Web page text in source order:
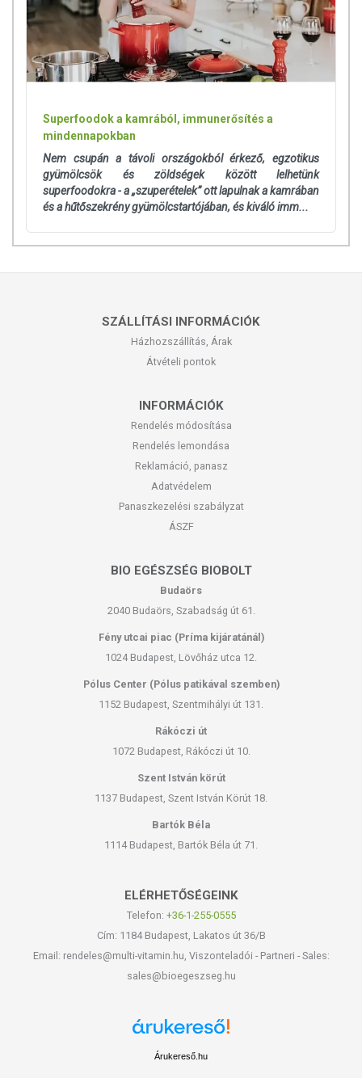
Superfoodok a kamrából, immunerősítés a
mindennapokban
Nem csupán a távoli országokból érkező, egzotikus
gyümölcsök és zöldségek között lelhetünk
superfoodokra - a „szuperételek” ott lapulnak a kamrában
és a hűtőszekrény gyümölcstartójában, és kiváló imm...
SZÁLLÍTÁSI INFORMÁCIÓK
Házhozszállítás, Árak
Átvételi pontok
INFORMÁCIÓK
Rendelés módosítása
Rendelés lemondása
Reklamáció, panasz
Adatvédelem
Panaszkezelési szabályzat
ÁSZF
BIO EGÉSZSÉG BIOBOLT
Budaörs
2040 Budaörs, Szabadság út 61.
Fény utcai piac (Príma kijáratánál)
1024 Budapest, Lövőház utca 12.
Pólus Center (Pólus patikával szemben)
1152 Budapest, Szentmihályi út 131.
Rákóczi út
1072 Budapest, Rákóczi út 10.
Szent István körút
1137 Budapest, Szent István Körút 18.
Bartók Béla
1114 Budapest, Bartók Béla út 71.
ELÉRHETŐSÉGEINK
Telefon: +36-1-255-0555
Cím: 1184 Budapest, Lakatos út 36/B
Email: rendeles@multi-vitamin.hu, Viszonteladói - Partneri - Sales:
sales@bioegeszseg.hu
Árukereső.hu